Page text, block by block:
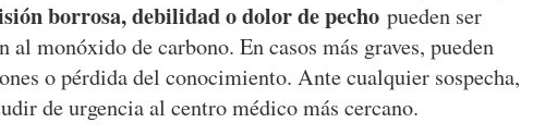
borrosa, debilidad o dolor de pechopueden ser
al monóxido de carbono. En casos más graves, pueden
o pérdida del conocimiento. Ante cualquier sospecha,
de urgencia al centro médico más cercano.